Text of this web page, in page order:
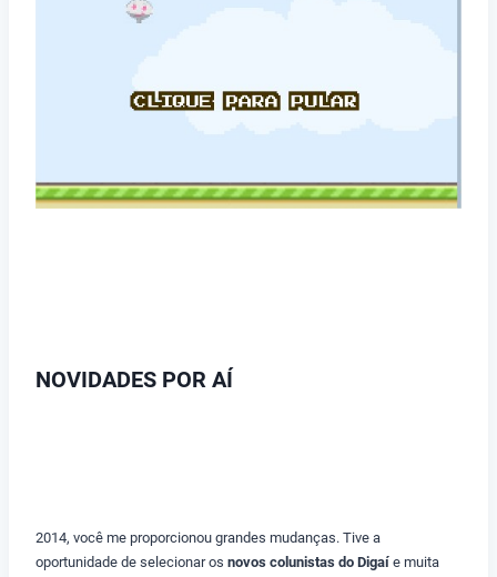
NOVIDADES POR AÍ
2014, você me proporcionou grandes mudanças. Tive a
oportunidade de selecionar os novos colunistas do Digaí e muita